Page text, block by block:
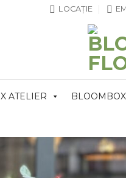
LOCAȚIE
ATELIER